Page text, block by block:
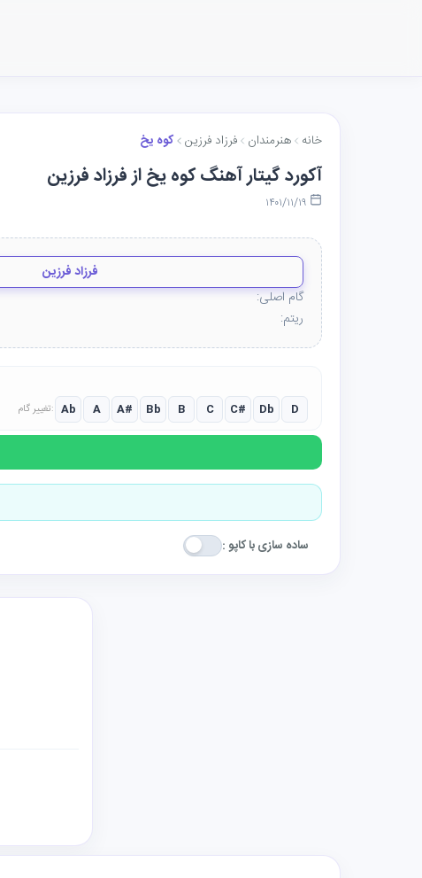
خانه هنرمندان فرزاد فرزین کوه یخ
آکورد گیتار آهنگ کوه یخ از فرزاد فرزین
فرزاد فرزین
گام اصلی:
ریتم:
تغییر گام: Ab A A# Bb B C C# Db D
ساده سازی با کاپو :